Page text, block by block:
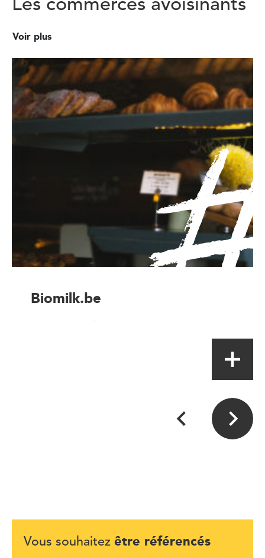
Les commerces avoisinants
Voir plus
Biomilk.be
Vous souhaitez être référencés